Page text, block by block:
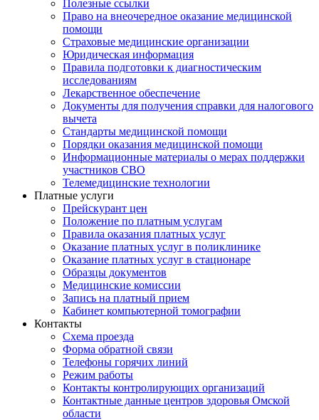
Полезные ссылки
Право на внеочередное оказание медицинской
помощи
Страховые медицинские организации
Юридическая информация
Правила подготовки к диагностическим
исследованиям
Лекарственное обеспечение
Документы для получения справки для налогового
вычета
Стандарты медицинской помощи
Порядки оказания медицинской помощи
Информационные материалы о мерах поддержки
участников СВО
Телемедицинские технологии
Платные услуги
Прейскурант цен
Положение по платным услугам
Правила оказания платных услуг
Оказание платных услуг в поликлинике
Оказание платных услуг в стационаре
Образцы документов
Медицинские комиссии
Запись на платный прием
Кабинет компьютерной томографии
Контакты
Схема проезда
Форма обратной связи
Телефоны горячих линий
Режим работы
Контакты контролирующих организаций
Контактные данные центров здоровья Омской
области